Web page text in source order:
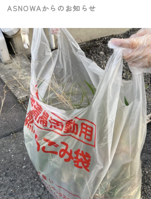
ASNOWAからのお知らせ